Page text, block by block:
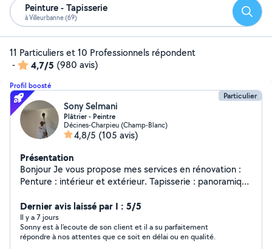
Peinture - Tapisserie
à Villeurbanne (69)
11 Particuliers et 10 Professionnels répondent
-
4,7/5 (980 avis)
Profil boosté
Particulier
Sony Selmani
Plâtrier - Peintre
Décines-Charpieu (Champ-Blanc)
4,8/5 (105 avis)
Présentation
Bonjour Je vous propose mes services en rénovation :
Penture : intérieur et extérieur. Tapisserie : panoramique
type. Revêtement de sol : parquet tout type.
Démolition: tout type. Devis gratuit et raisonnable.
Qualité de travail : PRO À votre service: Sérieux et
Rapide.
Dernier avis laissé par I : 5/5
Il y a 7 jours
Sonny est à l'ecoute de son client et il a su parfaitement
répondre à nos attentes que ce soit en délai ou en qualité.